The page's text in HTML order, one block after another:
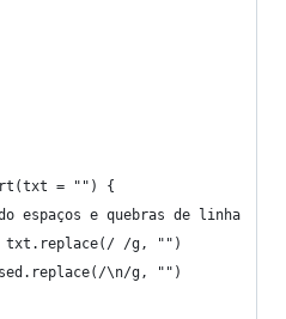
= "") {
espaços e quebras de linha
/g, "")
\n/g, "")